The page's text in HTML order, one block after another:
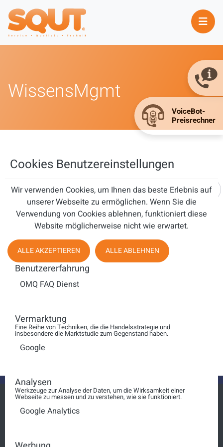
WissensMgmt
WissensMgmt
Teil des Titels eingeben FILTER ZURÜCKSETZEN
Anzeige #
Effizientes
Wissensmanagement für
Ihren Kundenservice
bekommen einen neuen
Konkurrenten
Cookies Benutzereinstellungen
Wir verwenden Cookies, um Ihnen das beste Erlebnis auf
unserer Webseite zu ermöglichen. Wenn Sie die
Verwendung von Cookies ablehnen, funktioniert diese
Website möglicherweise nicht wie erwartet.
ALLE AKZEPTIEREN ALLE ABLEHNEN
Benutzererfahrung
OMQ FAQ Dienst
Vermarktung
Eine Reihe von Techniken, die die Handelsstrategie und
insbesondere die Marktstudie zum Gegenstand haben.
Google
Analysen
Werkzeuge zur Analyse der Daten, um die Wirksamkeit einer
Webseite zu messen und zu verstehen, wie sie funktioniert.
Google Analytics